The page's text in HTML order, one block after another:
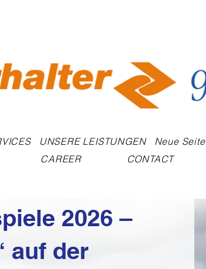
UNSERE LEISTUNGEN Neue Seite
CAREER CONTACT
2026 –
auf der